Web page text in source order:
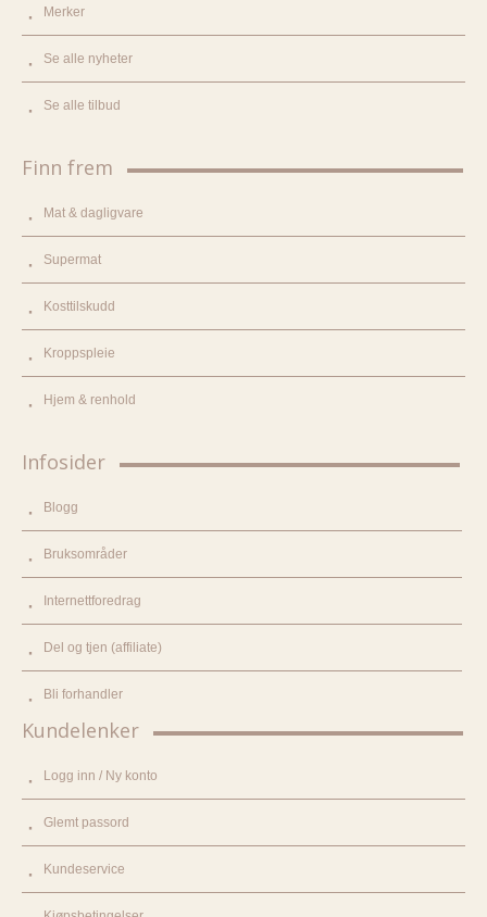
Merker
Se alle nyheter
Se alle tilbud
Finn frem
Mat & dagligvare
Supermat
Kosttilskudd
Kroppspleie
Hjem & renhold
Infosider
Blogg
Bruksområder
Internettforedrag
Del og tjen (affiliate)
Bli forhandler
Kundelenker
Logg inn / Ny konto
Glemt passord
Kundeservice